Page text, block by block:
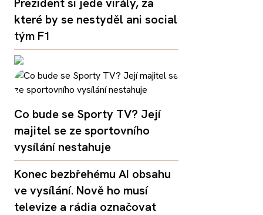
které by se nestyděl ani social
tým F1
Co bude se Sporty TV? Její
majitel se ze sportovního
vysílání nestahuje
Konec bezbřehému AI obsahu
ve vysílání. Nově ho musí
televize a rádia označovat